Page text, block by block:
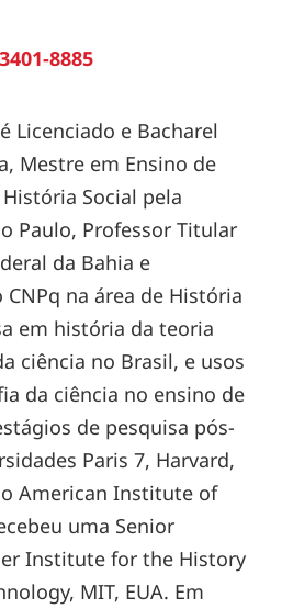
8885
Licenciado e Bacharel
Mestre em Ensino de
Social pela
Paulo, Professor Titular
da Bahia e
CNPq na área de História
em história da teoria
ciência no Brasil, e usos
da ciência no ensino de
de pesquisa pós-
Paris 7, Harvard,
American Institute of
uma Senior
Institute for the History
MIT, EUA. Em